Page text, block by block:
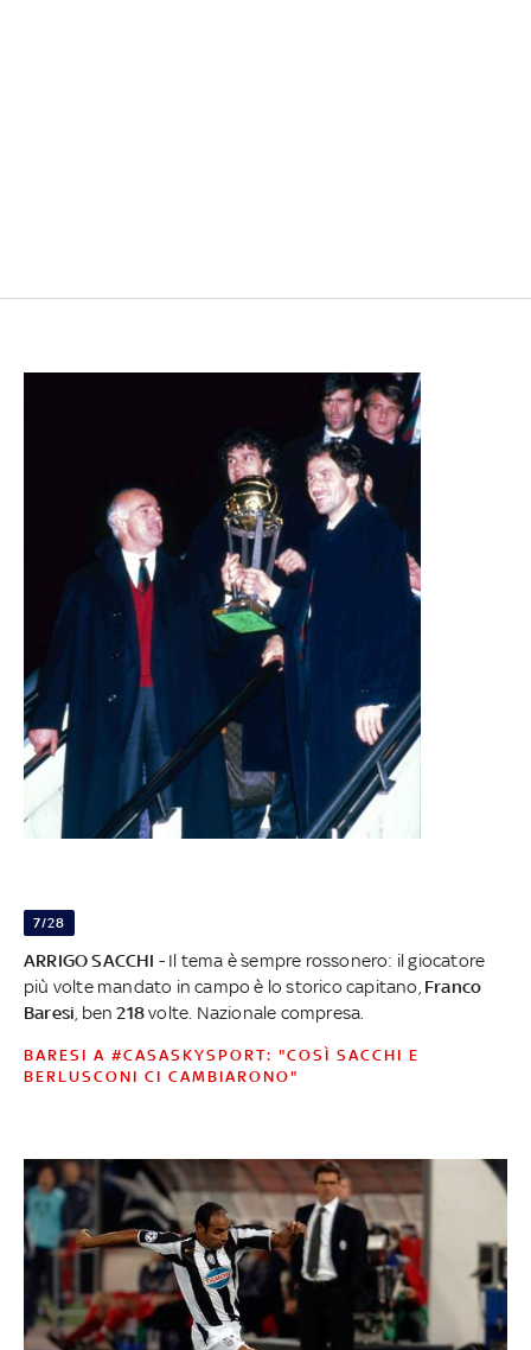
7/28
ARRIGO SACCHI - Il tema è sempre rossonero: il giocatore
più volte mandato in campo è lo storico capitano, Franco
Baresi , ben218volte. Nazionale compresa.
BARESI A #CASASKYSPORT: "COSÌ SACCHI E
BERLUSCONI CI CAMBIARONO"